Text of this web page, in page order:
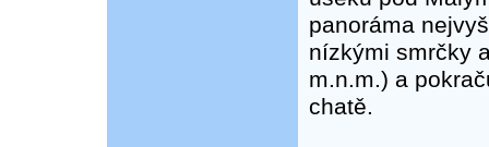
panoráma
nízkými smrčky
m.n.m.) a
chatě.